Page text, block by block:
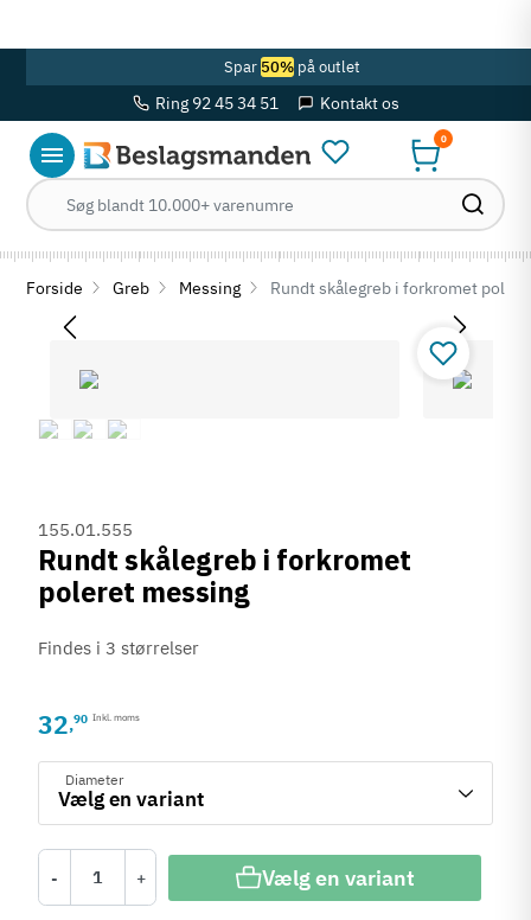
Spar 50%på outlet
Ring 92 45 34 51 Kontakt os
0
Forside Greb Messing Rundt skålegreb i forkromet
155.01.555
Rundt skålegreb i forkromet
poleret messing
Findes i 3 størrelser
32,90 Inkl. moms
Diameter
- + Vælg en variant